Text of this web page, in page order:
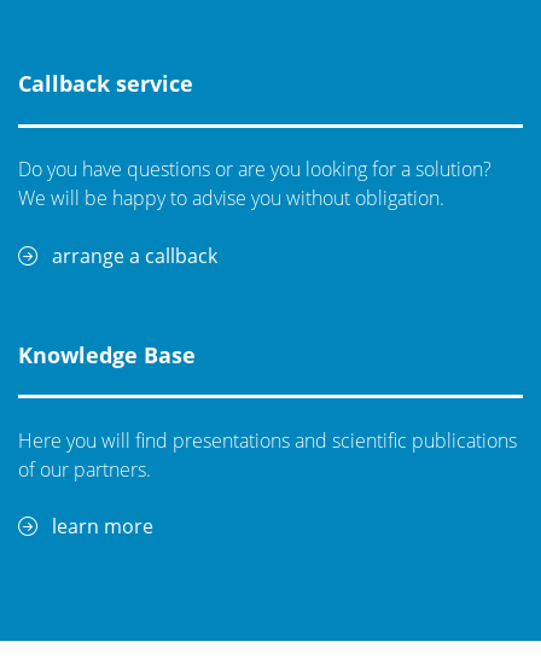
Callback service
Do you have questions or are you looking for a solution?
We will be happy to advise you without obligation.
arrange a callback
Knowledge Base
Here you will find presentations and scientific publications
of our partners.
learn more